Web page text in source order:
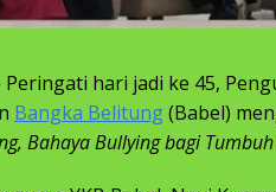
Peringati hari jadi ke 45,
Bangka Belitung (Babel)
Bahaya Bullying bagi Tumbuh